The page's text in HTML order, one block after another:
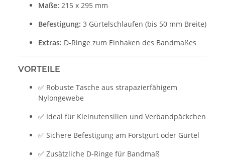
Maße: 215 x 295 mm
Befestigung: 3 Gürtelschlaufen (bis 50 mm Breite)
Extras: D-Ringe zum Einhaken des Bandmaßes
VORTEILE
✅ Robuste Tasche aus strapazierfähigem
Nylongewebe
✅ Ideal für Kleinutensilien und Verbandpäckchen
✅ Sichere Befestigung am Forstgurt oder Gürtel
✅ Zusätzliche D-Ringe für Bandmaß